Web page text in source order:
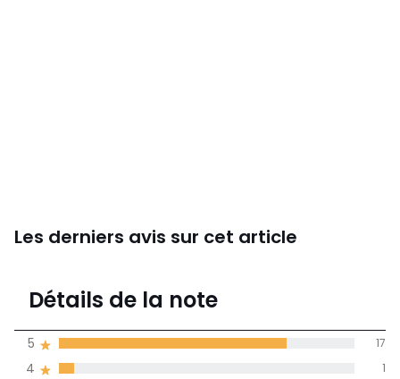
Les derniers avis sur cet article
4,2
de moyenne
obtenue sur
Détails de la note
4 1
5 17